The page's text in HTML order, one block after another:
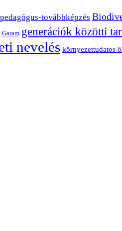
továbbképzés
Garam generációk közötti
nevelés környezettudatos